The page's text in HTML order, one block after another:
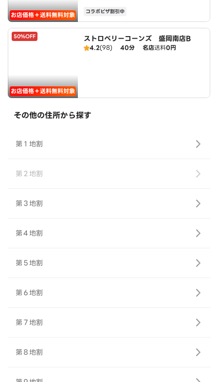
お店価格＋送料無料対象 コラボピザ割引中
50%OFF
お店価格＋送料無料対象
ストロベリーコーンズ 盛岡南店B
4.2(98) 40分 名店送料0円
その他の住所から探す
第１地割
第２地割
第３地割
第４地割
第５地割
第６地割
第７地割
第８地割